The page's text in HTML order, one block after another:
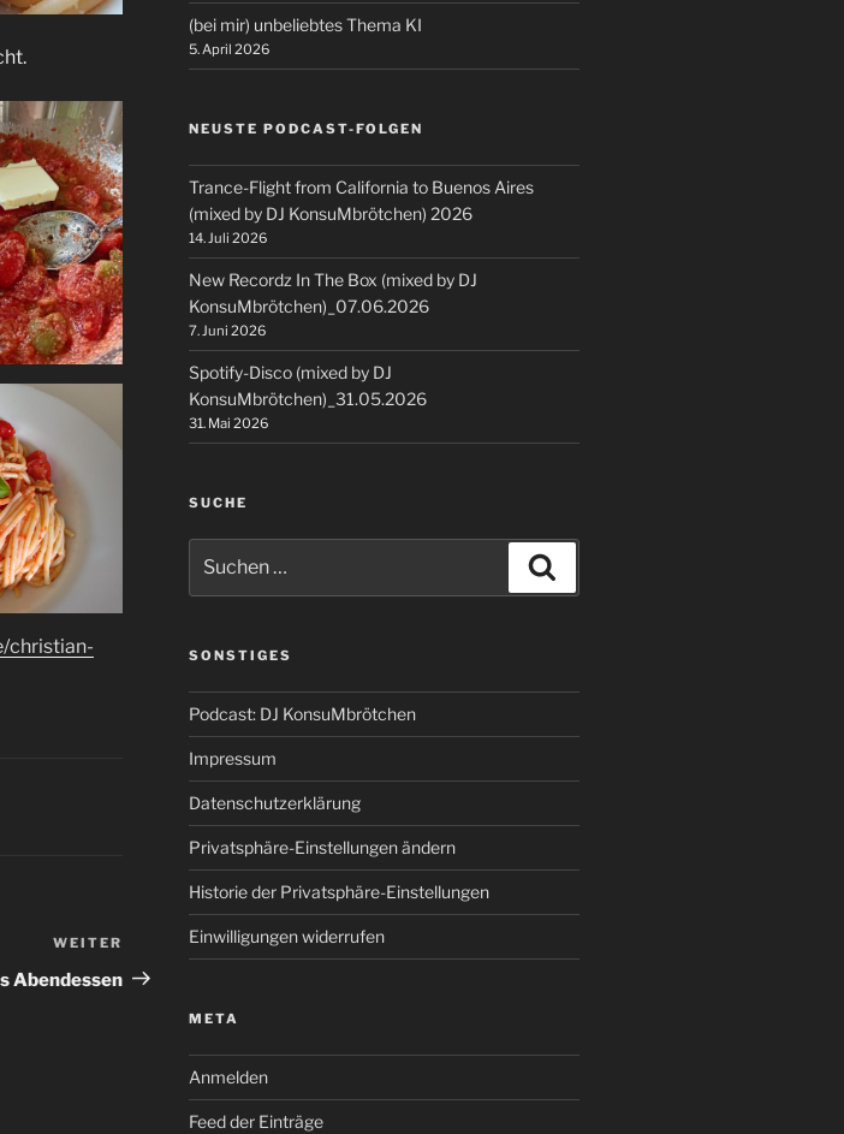
christian-
Nächster
Beitrag
WEITER
Abendessen
(bei mir) unbeliebtes Thema KI
5. April 2026
NEUSTE PODCAST-FOLGEN
Trance-Flight from California to Buenos Aires
(mixed by DJ KonsuMbrötchen) 2026
14. Juli 2026
New Recordz In The Box (mixed by DJ
KonsuMbrötchen)_07.06.2026
7. Juni 2026
Spotify-Disco (mixed by DJ
KonsuMbrötchen)_31.05.2026
31. Mai 2026
SUCHE
nach:
SONSTIGES
Podcast: DJ KonsuMbrötchen
Impressum
Datenschutzerklärung
Privatsphäre-Einstellungen ändern
Historie der Privatsphäre-Einstellungen
Einwilligungen widerrufen
META
Anmelden
Feed der Einträge